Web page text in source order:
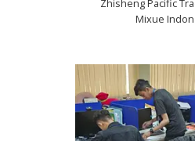
Mixue